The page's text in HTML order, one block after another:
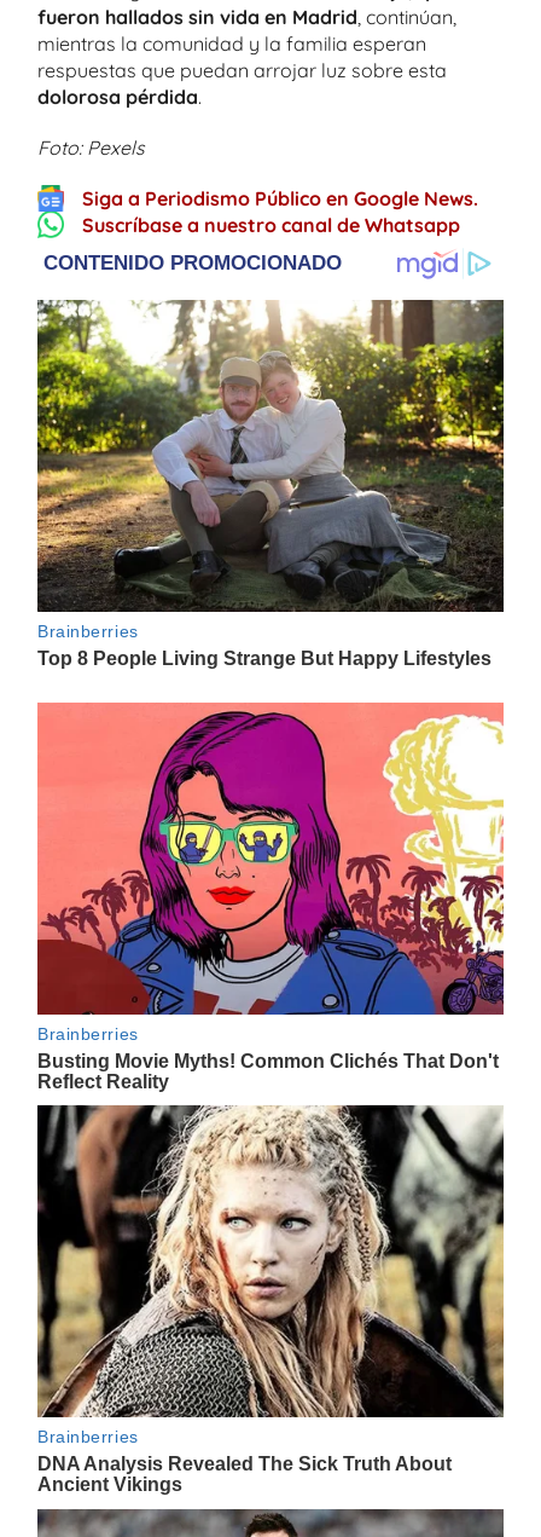
fueron hallados sin vida en Madrid , continúan,
mientras la comunidad y la familia esperan
respuestas que puedan arrojar luz sobre esta
dolorosa pérdida.
Foto: Pexels
Siga a Periodismo Público en Google News.
Suscríbase a nuestro canal de Whatsapp